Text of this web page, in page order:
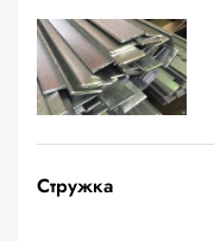
Стружка